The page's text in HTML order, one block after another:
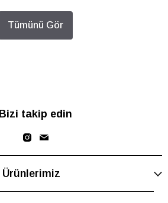
Tümünü Gör
Bizi takip edin
Ürünlerimiz